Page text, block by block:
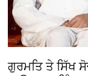
ਗੁਰਮਤਿ ਤੇ ਸਿੱਖ